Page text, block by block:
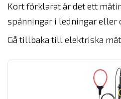
Kort förklarat är det ett
spänningar i ledningar eller
Gå tillbaka till elektriska